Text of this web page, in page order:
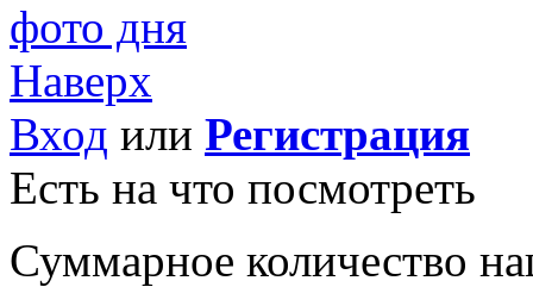
фото дня
Наверх
Вход или Регистрация
Есть на что посмотреть
Суммарное количество